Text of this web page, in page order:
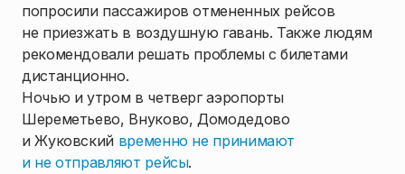
попросили пассажиров отмененных рейсов
не приезжать в воздушную гавань. Также людям
рекомендовали решать проблемы с билетами
дистанционно.
Ночью и утром в четверг аэропорты
Шереметьево, Внуково, Домодедово
и Жуковский временно не принимают
и не отправляют рейсы.